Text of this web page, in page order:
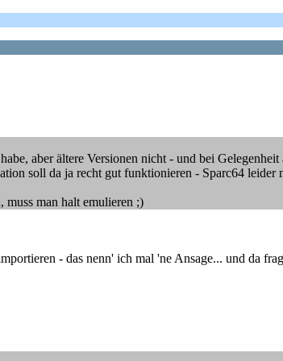
aber ältere Versionen nicht - und bei
soll da ja recht gut funktionieren - Sparc64 leider
muss man halt emulieren ;)
- das nenn' ich mal 'ne Ansage... und da